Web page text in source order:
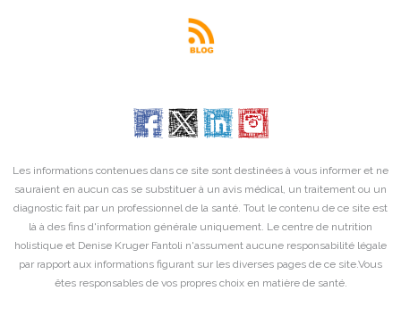
Les informations contenues dans ce site sont destinées à vous informer et ne
sauraient en aucun cas se substituer à un avis médical, un traitement ou un
diagnostic fait par un professionnel de la santé. Tout le contenu de ce site est
là à des fins d'information générale uniquement. Le centre de nutrition
holistique et Denise Kruger Fantoli n'assument aucune responsabilité légale
par rapport aux informations figurant sur les diverses pages de ce site.Vous
êtes responsables de vos propres choix en matière de santé.